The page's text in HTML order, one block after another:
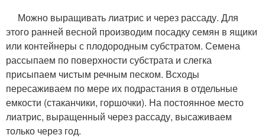
Можно выращивать лиатрис и через рассаду. Для
этого ранней весной производим посадку семян в ящики
или контейнеры с плодородным субстратом. Семена
рассыпаем по поверхности субстрата и слегка
присыпаем чистым речным песком. Всходы
пересаживаем по мере их подрастания в отдельные
емкости (стаканчики, горшочки). На постоянное место
лиатрис, выращенный через рассаду, высаживаем
только через год.